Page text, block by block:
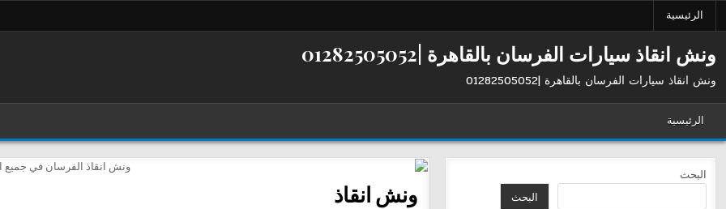
الرئيسية
ونش انقاذ سيارات الفرسان بالقاهرة |01282505052
ونش انقاذ سيارات الفرسان بالقاهرة |01282505052
الرئيسية
ونش انقاذ
البحث
البحث